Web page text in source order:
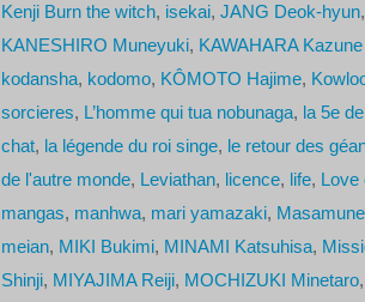
Kenji Burn the witch, isekai, JANG Deok-hyun,
KANESHIRO Muneyuki, KAWAHARA
kodansha, kodomo, KÔMOTO Hajime,
sorcieres, L’homme qui tua nobunaga, la 5e
chat, la légende du roi singe, le retour des
de l'autre monde, Leviathan, licence, life, Love
mangas, manhwa, mari yamazaki,
meian, MIKI Bukimi, MINAMI Katsuhisa,
Shinji, MIYAJIMA Reiji, MOCHIZUKI Minetaro,